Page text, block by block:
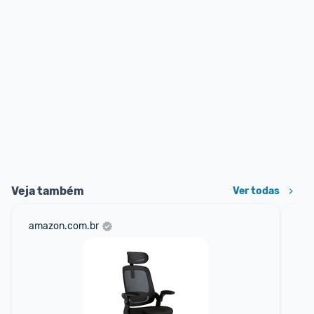
Veja também Ver todas
amazon.com.br